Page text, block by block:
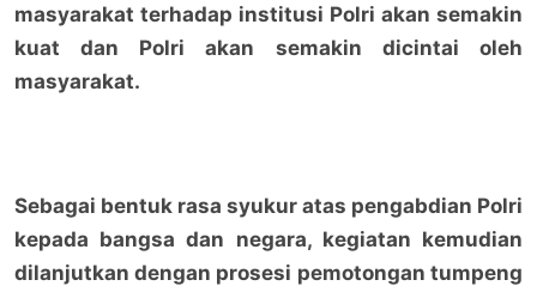
masyarakat terhadap institusi Polri akan semakin
kuat dan Polri akan semakin dicintai oleh
masyarakat.
Sebagai bentuk rasa syukur atas pengabdian Polri
kepada bangsa dan negara, kegiatan kemudian
dilanjutkan dengan prosesi pemotongan tumpeng